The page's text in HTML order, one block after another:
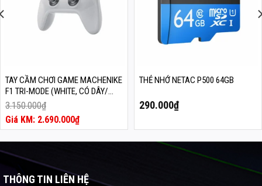
TAY CẦM CHƠI GAME MACHENIKE
F1 TRI-MODE (WHITE, CÓ DÂY/
2.4G WIRELESS/BLUETOOTH 5.3)
3.150.000₫
Giá
gốc
là:
3.150.000₫.
2.690.000₫
Giá
hiện
tại
là:
2.690.000₫.
THẺ NHỚ NETAC P500 64GB
290.000₫
THÔNG TIN LIÊN HỆ